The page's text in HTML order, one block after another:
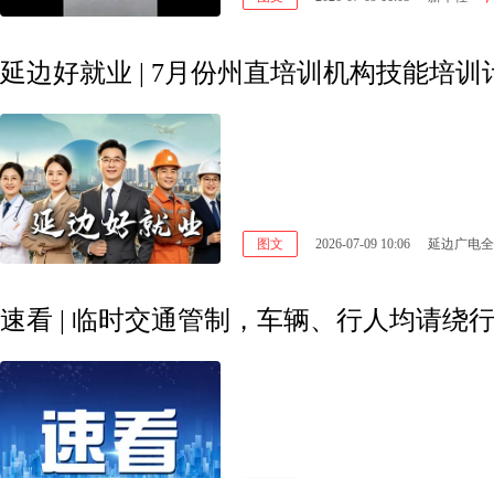
延边好就业 | 7月份州直培训机构技能培
图文 2026-07-09 10:06 延边广电
速看 | 临时交通管制，车辆、行人均请绕